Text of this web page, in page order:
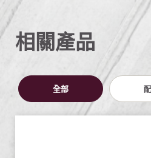
相關產品
全部